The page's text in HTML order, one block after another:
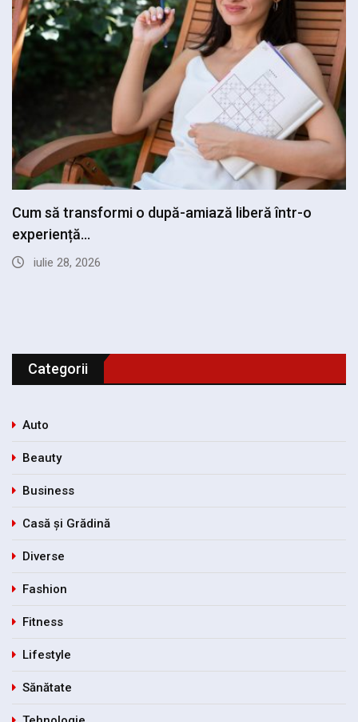
Replici elegante pentru situațiile în care nu vrei…
iulie 28, 2026
Categorii
Auto
Beauty
Business
Casă și Grădină
Diverse
Fashion
Fitness
Lifestyle
Sănătate